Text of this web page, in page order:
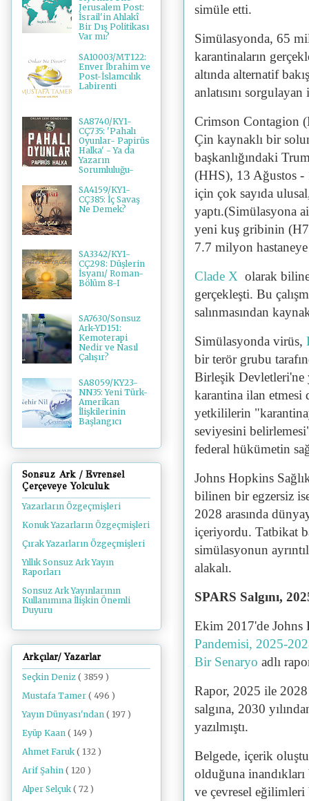
simüle etti.
Simülasyonda, 65
karantinaların
altında alternatif
anlatısını
Crimson Contagion
Çin kaynaklı bir
başkanlığındaki
(HHS), 13 Ağustos -
için çok sayıda
yaptı.(Simülasyona
yeni kuş gribinin
7.7 milyon
Clade X olarak
gerçekleşti. Bu
salınmasından
Simülasyonda virüs,
bir terör grubu
Birleşik Devletleri'ne
karantina ilan etmesi
yetkililerin
seviyesini
federal hükümetin
Johns Hopkins
bilinen bir egzersiz
2028 arasında
içeriyordu. Tatbikat
simülasyonun
alakalı.
SPARS Salgını,
Ekim 2017'de
Pandemisi, 2025-
Bir Senaryo adlı
Rapor, 2025 ile 2028
salgına, 2030
yazılmıştı.
Belgede, içerik
olduğuna
ve çevresel
Jerusalem Post:
İsrail'in Ahlakî
Bir Dış Politikası
Var mı?
SA10003/MT122:
Enver İbrahim ve
Post-İslamcılık
Labirenti
SA8740/KY1-
CÇ735: 'Pahalı
Oyunlar- Papirüs
Halka' - Ya da
Yazarın
Sorumluluğu-
SA4159/KY1-
CÇ385: İç Savaş
Ne Demek?
SA3342/KY1-
CÇ298: Düşlerin
İsyanı/ Roman-
Bölüm 8-I
SA7630/Sonsuz
Ark-YD151:
Kemoterapi
Nedir ve Nasıl
Çalışır?
SA8059/KY23-
NN35: Yeni Türk-
Amerikan
İlişkilerinin
Başlangıcı
Sonsuz Ark / Evrensel
Çerçeveye Yolculuk
Yazarların Özgeçmişleri
Konuk Yazarların Özgeçmişleri
Çırak Yazarların Özgeçmişleri
Yıllık Sonsuz Ark Yayın
Raporları
Sonsuz Ark Yayınlarının
Kullanımına İlişkin Önemli
Duyuru
Arkçılar/ Yazarlar
Seçkin Deniz ( 3859 )
Mustafa Tamer ( 496 )
Yayın Dünyası'ndan ( 197 )
Eyüp Kaan ( 149 )
Ahmet Faruk ( 132 )
Arif Şahin ( 120 )
Alper Selçuk ( 72 )